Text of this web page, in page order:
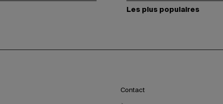
Les plus populaires
Contact